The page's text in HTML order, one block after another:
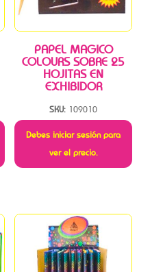
PAPEL MAGICO
COLOURS SOBRE 25
HOJITAS EN
EXHIBIDOR
SKU: 109010
Debes iniciar sesión para
ver el precio.